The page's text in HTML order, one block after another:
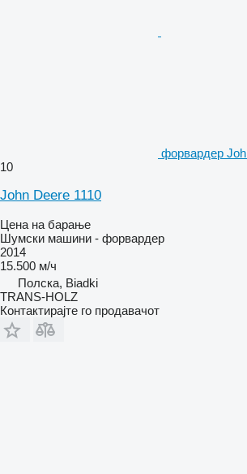
форвардер
10
John Deere 1110
Цена на барање
Шумски машини - форвардер
2014
15.500 м/ч
Полска, Biadki
TRANS-HOLZ
Контактирајте го продавачот